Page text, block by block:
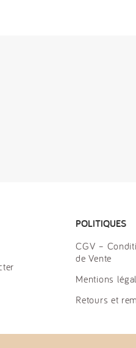
POLITIQUES
CGV –
de Vente
Mentions
Retours et